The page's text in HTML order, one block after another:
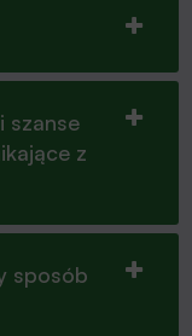
szanse
z
sposób